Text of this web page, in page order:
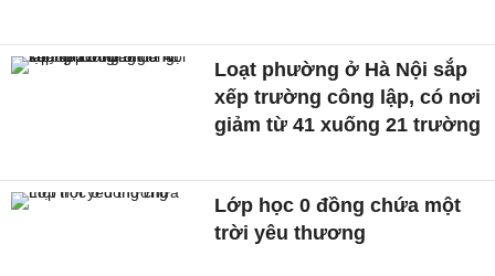
Loạt phường ở Hà Nội sắp
xếp trường công lập, có nơi
giảm từ 41 xuống 21 trường
Lớp học 0 đồng chứa một
trời yêu thương